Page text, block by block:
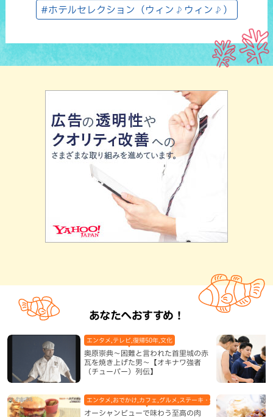
#ホテルセレクション（ウィン♪ウィン♪）
あなたへおすすめ！
奥原崇典～困難と言われた首里城の赤
瓦を焼き上げた男～【オキナワ強者
（チューバー）列伝】
エンタメ,テレビ,復帰50年,文化
オーシャンビューで味わう至高の肉
エンタメ,おでかけ,カフェ,グルメ,ステーキ・焼肉,テレビ,ハンバー